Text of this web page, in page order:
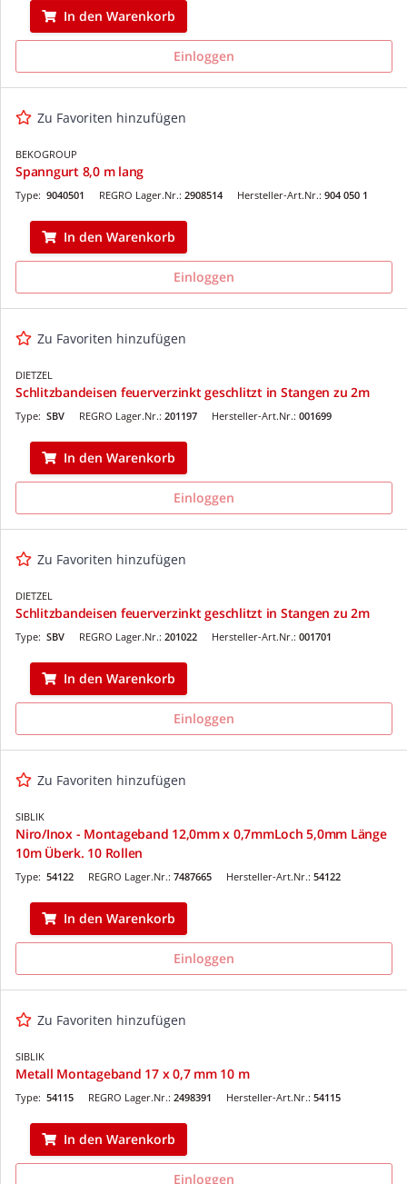
In den Warenkorb
Einloggen
Zu Favoriten hinzufügen
BEKOGROUP
Spanngurt 8,0 m lang
REGRO Lager.Nr.: 2908514
Type: 9040501 Hersteller-Art.Nr.: 904 050 1
In den Warenkorb
Einloggen
Zu Favoriten hinzufügen
DIETZEL
Schlitzbandeisen feuerverzinkt geschlitzt in Stangen zu 2m
REGRO Lager.Nr.: 201197
Type: SBV Hersteller-Art.Nr.: 001699
In den Warenkorb
Einloggen
Zu Favoriten hinzufügen
DIETZEL
Schlitzbandeisen feuerverzinkt geschlitzt in Stangen zu 2m
REGRO Lager.Nr.: 201022
Type: SBV Hersteller-Art.Nr.: 001701
In den Warenkorb
Einloggen
Zu Favoriten hinzufügen
SIBLIK
Niro/Inox - Montageband 12,0mm x 0,7mmLoch 5,0mm Länge
10m Überk. 10 Rollen
REGRO Lager.Nr.: 7487665
Type: 54122 Hersteller-Art.Nr.: 54122
In den Warenkorb
Einloggen
Zu Favoriten hinzufügen
SIBLIK
Metall Montageband 17 x 0,7 mm 10 m
REGRO Lager.Nr.: 2498391
Type: 54115 Hersteller-Art.Nr.: 54115
In den Warenkorb
Einloggen